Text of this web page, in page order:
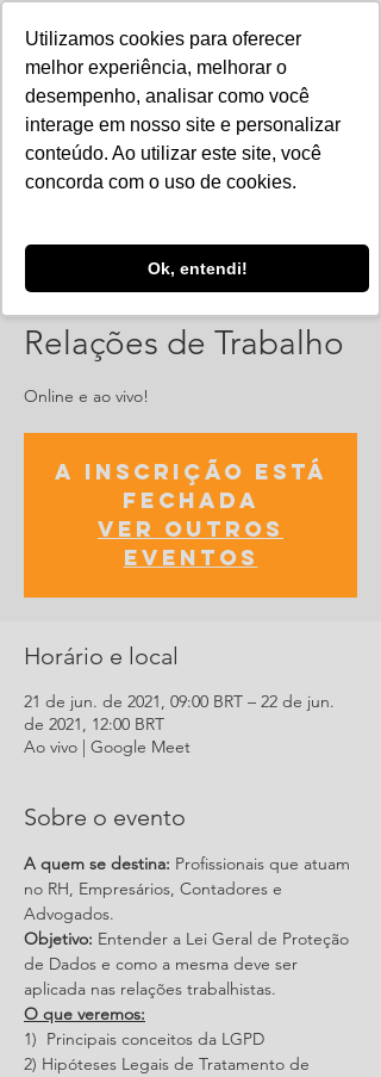
Utilizamos cookies para oferecer
melhor experiência, melhorar o
desempenho, analisar como você
interage em nosso site e personalizar
conteúdo. Ao utilizar este site, você
concorda com o uso de cookies.
Ok, entendi!
Curso online - LGPD e
Relações de Trabalho
Online e ao vivo!
A inscrição está
fechada
Ver outros
eventos
Horário e local
21 de jun. de 2021, 09:00 BRT – 22 de jun.
de 2021, 12:00 BRT
Ao vivo | Google Meet
Sobre o evento
A quem se destina: Profissionais que atuam
no RH, Empresários, Contadores e
Advogados.
Objetivo: Entender a Lei Geral de Proteção
de Dados e como a mesma deve ser
aplicada nas relações trabalhistas.
O que veremos:
1)  Principais conceitos da LGPD
2) Hipóteses Legais de Tratamento de